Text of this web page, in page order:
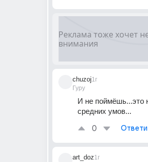
chuzoj
Гуру
1г
И не поймёшь...это
средних умов...
0
art_doz1г